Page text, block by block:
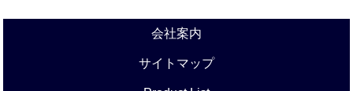
会社案内
サイトマップ